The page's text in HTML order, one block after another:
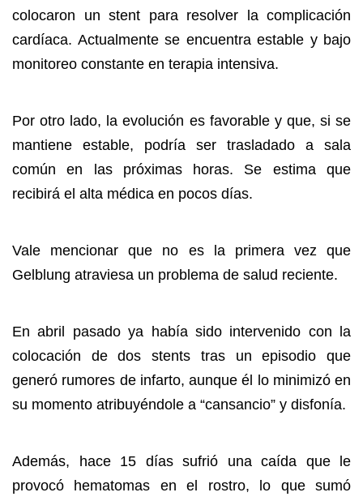
colocaron un stent para resolver la complicación
cardíaca. Actualmente se encuentra estable y bajo
monitoreo constante en terapia intensiva.
Por otro lado, la evolución es favorable y que, si se
mantiene estable, podría ser trasladado a sala
común en las próximas horas. Se estima que
recibirá el alta médica en pocos días.
Vale mencionar que no es la primera vez que
Gelblung atraviesa un problema de salud reciente.
En abril pasado ya había sido intervenido con la
colocación de dos stents tras un episodio que
generó rumores de infarto, aunque él lo minimizó en
su momento atribuyéndole a “cansancio” y disfonía.
Además, hace 15 días sufrió una caída que le
provocó hematomas en el rostro, lo que sumó